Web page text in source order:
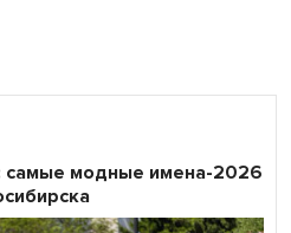
самые модные имена-2026